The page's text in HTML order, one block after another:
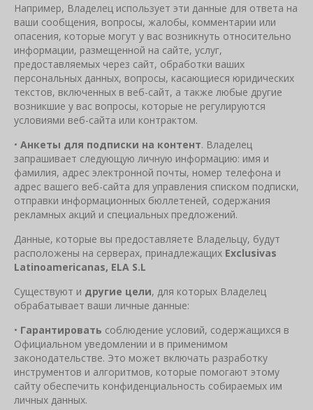
Например, Владелец использует эти данные для ответа на
ваши сообщения, вопросы, жалобы, комментарии или
опасения, которые могут у вас возникнуть относительно
информации, размещенной на сайте, услуг,
предоставляемых через сайт, обработки ваших
персональных данных, вопросы, касающиеся юридических
текстов, включенных в веб-сайт, а также любые другие
возникшие у вас вопросы, которые не регулируются
условиями веб-сайта или контрактом.
• Анкеты для подписки на контент. Владелец
запрашивает следующую личную информацию: имя и
фамилия, адрес электронной почты, номер телефона и
адрес вашего веб-сайта для управления списком подписки,
отправки информационных бюллетеней, содержания
рекламных акций и специальных предложений.
Данные, которые вы предоставляете Владельцу, будут
расположены на серверах, принадлежащих Exclusivas
Latinoamericanas, ELA S.L
Существуют и другие цели, для которых Владелец
обрабатывает ваши личные данные:
• Гарантировать соблюдение условий, содержащихся в
Официальном уведомлении и в применимом
законодательстве. Это может включать разработку
инструментов и алгоритмов, которые помогают этому
сайту обеспечить конфиденциальность собираемых им
личных данных.